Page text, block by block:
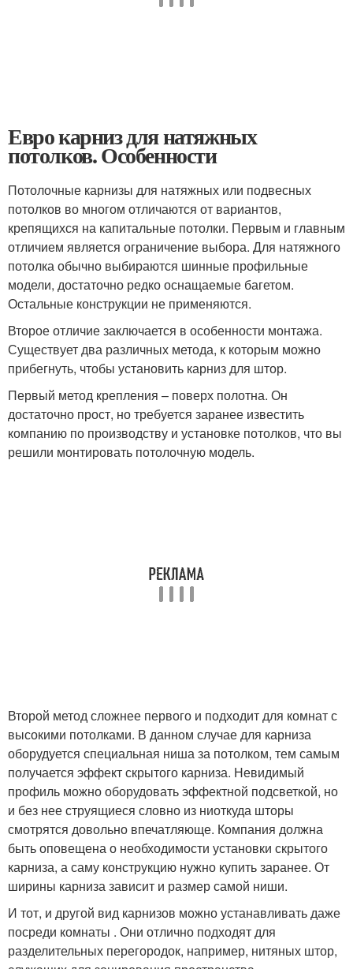
Евро карниз для натяжных
потолков. Особенности
Потолочные карнизы для натяжных или подвесных
потолков во многом отличаются от вариантов,
крепящихся на капитальные потолки. Первым и главным
отличием является ограничение выбора. Для натяжного
потолка обычно выбираются шинные профильные
модели, достаточно редко оснащаемые багетом.
Остальные конструкции не применяются.
Второе отличие заключается в особенности монтажа.
Существует два различных метода, к которым можно
прибегнуть, чтобы установить карниз для штор.
Первый метод крепления – поверх полотна. Он
достаточно прост, но требуется заранее известить
компанию по производству и установке потолков, что вы
решили монтировать потолочную модель.
Второй метод сложнее первого и подходит для комнат с
высокими потолками. В данном случае для карниза
оборудуется специальная ниша за потолком, тем самым
получается эффект скрытого карниза. Невидимый
профиль можно оборудовать эффектной подсветкой, но
и без нее струящиеся словно из ниоткуда шторы
смотрятся довольно впечатляюще. Компания должна
быть оповещена о необходимости установки скрытого
карниза, а саму конструкцию нужно купить заранее. От
ширины карниза зависит и размер самой ниши.
И тот, и другой вид карнизов можно устанавливать даже
посреди комнаты . Они отлично подходят для
разделительных перегородок, например, нитяных штор,